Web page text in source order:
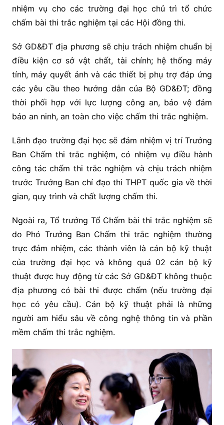
nhiệm vụ cho các trường đại học chủ trì tổ chức
chấm bài thi trắc nghiệm tại các Hội đồng thi.
Sở GD&ĐT địa phương sẽ chịu trách nhiệm chuẩn bị
điều kiện cơ sở vật chất, tài chính; hệ thống máy
tính, máy quyết ảnh và các thiết bị phụ trợ đáp ứng
các yêu cầu theo hướng dẫn của Bộ GD&ĐT; đồng
thời phối hợp với lực lượng công an, bảo vệ đảm
bảo an ninh, an toàn cho việc chấm thi trắc nghiệm.
Lãnh đạo trường đại học sẽ đảm nhiệm vị trí Trưởng
Ban Chấm thi trắc nghiệm, có nhiệm vụ điều hành
công tác chấm thi trắc nghiệm và chịu trách nhiệm
trước Trưởng Ban chỉ đạo thi THPT quốc gia về thời
gian, quy trình và chất lượng chấm thi.
Ngoài ra, Tổ trưởng Tổ Chấm bài thi trắc nghiệm sẽ
do Phó Trưởng Ban Chấm thi trắc nghiệm thường
trực đảm nhiệm, các thành viên là cán bộ kỹ thuật
của trường đại học và không quá 02 cán bộ kỹ
thuật được huy động từ các Sở GD&ĐT không thuộc
địa phương có bài thi được chấm (nếu trường đại
học có yêu cầu). Cán bộ kỹ thuật phải là những
người am hiểu sâu về công nghệ thông tin và phần
mềm chấm thi trắc nghiệm.